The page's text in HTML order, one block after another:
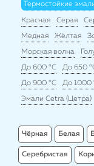
Термостойкие
Красная Серая
Медная Жёлтая
Морская волна
До 600 °C До 650
До 900 °C До 1000
Эмали Cetra (Цетра)
Чёрная Белая
Серебристая